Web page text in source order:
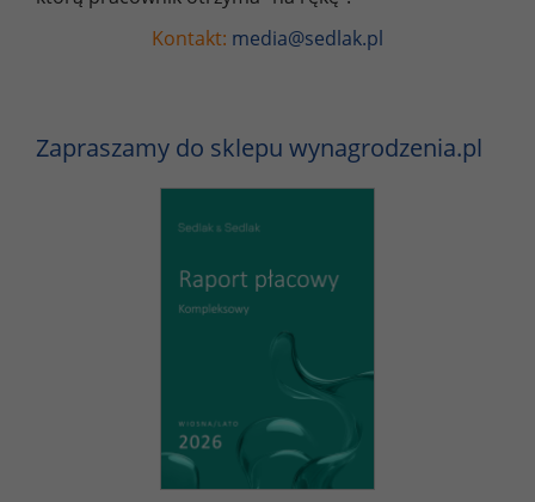
Kontakt: media@sedlak.pl
Zapraszamy do sklepu wynagrodzenia.pl